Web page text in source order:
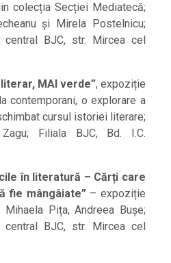
colecția Secției Mediatecă;
și Mirela Postelnicu;
BJC, str. Mircea cel
MAI verde”, expoziție
contemporani, o explorare a
cursul istoriei literare;
Filiala BJC, Bd. I.C.
în literatură – Cărți care
fie mângâiate”– expoziție
Pița, Andreea Bușe;
BJC, str. Mircea cel